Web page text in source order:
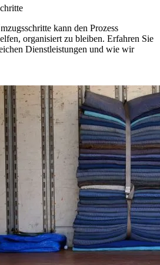
kann den Prozess
organisiert zu bleiben. Erfahren Sie
Dienstleistungen und wie wir